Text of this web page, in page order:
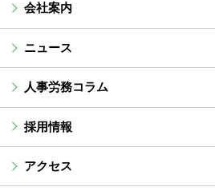
会社案内
ニュース
人事労務コラム
採用情報
アクセス